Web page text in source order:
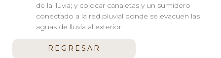
de la lluvia; y colocar canaletas y un sumidero
conectado a la red pluvial donde se evacuen las
aguas de lluvia al exterior.
REGRESAR